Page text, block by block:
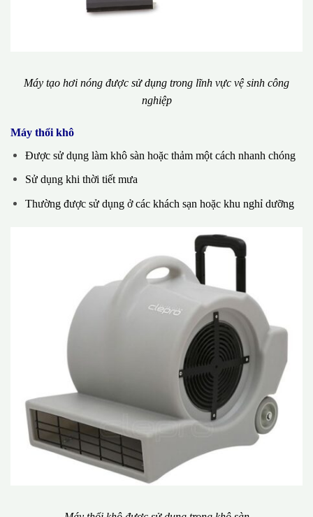
Máy tạo hơi nóng được sử dụng trong lĩnh vực vệ sinh công
nghiệp
Máy thổi khô
Được sử dụng làm khô sàn hoặc thảm một cách nhanh chóng
Sử dụng khi thời tiết mưa
Thường được sử dụng ở các khách sạn hoặc khu nghỉ dưỡng